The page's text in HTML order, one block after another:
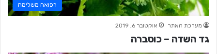
רפואה משלימה
מערכת האתר אוקטובר 6, 2019
גד השדה – כוסברה